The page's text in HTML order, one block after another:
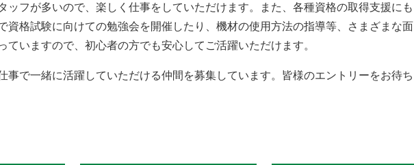
ッフが多いので、楽しく仕事をしていただけます。また、各種資格の取得支援にも
資格試験に向けての勉強会を開催したり、機材の使用方法の指導等、さまざまな面
ていますので、初心者の方でも安心してご活躍いただけます。
事で一緒に活躍していただける仲間を募集しています。皆様のエントリーをお待ち